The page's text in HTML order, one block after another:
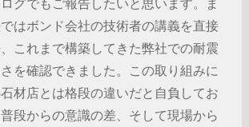
グでもご報告したいと思います。ま
はボンド会社の技術者の講義を直接
これまで構築してきた弊社での耐震
を確認できました。この取り組みに
材店とは格段の違いだと自負してお
段からの意識の差、そして現場から